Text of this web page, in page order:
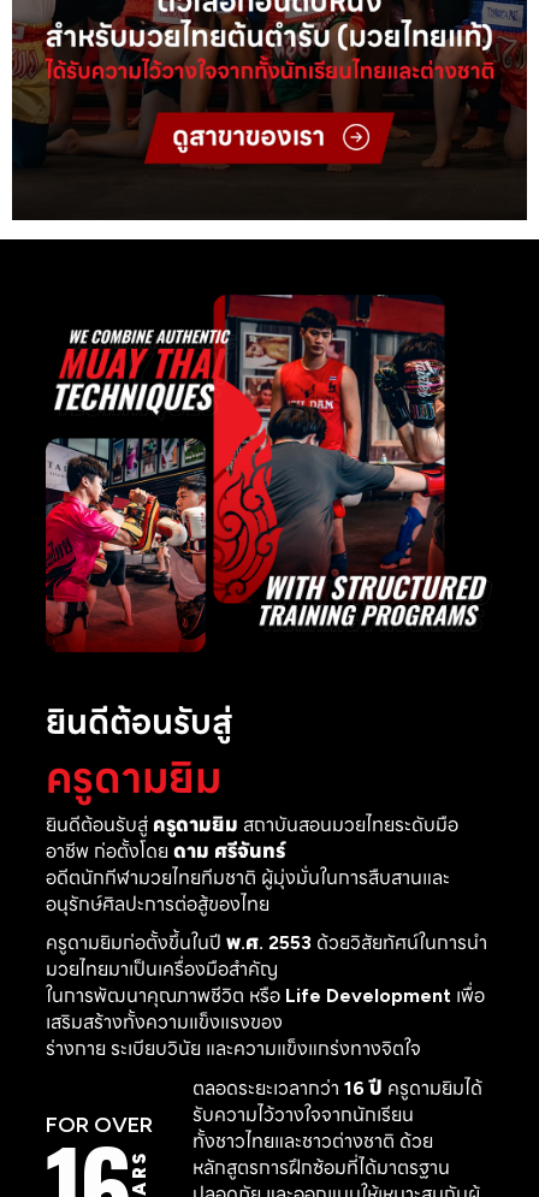
ยินดีต้อนรับสู่
ครูดามยิม
ยินดีต้อนรับสู่ ครูดามยิม สถาบันสอนมวยไทยระดับมือ
อาชีพ ก่อตั้งโดย ดาม ศรีจันทร์
อดีตนักกีฬามวยไทยทีมชาติ ผู้มุ่งมั่นในการสืบสานและ
อนุรักษ์ศิลปะการต่อสู้ของไทย
ครูดามยิมก่อตั้งขึ้นในปี พ.ศ. 2553ด้วยวิสัยทัศน์ในการนำ
มวยไทยมาเป็นเครื่องมือสำคัญ
ในการพัฒนาคุณภาพชีวิต หรือ Life Developmentเพื่อ
เสริมสร้างทั้งความแข็งแรงของ
ร่างกาย ระเบียบวินัย และความแข็งแกร่งทางจิตใจ
FOR OVER
ตลอดระยะเวลากว่า 16 ปี ครูดามยิมได้
รับความไว้วางใจจากนักเรียน
ทั้งชาวไทยและชาวต่างชาติ ด้วย
หลักสูตรการฝึกซ้อมที่ได้มาตรฐาน